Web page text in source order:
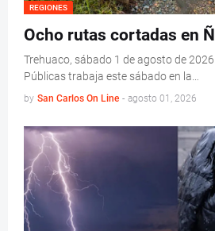
REGIONES
Ocho rutas cortadas en
Trehuaco, sábado 1 de agosto de
Públicas trabaja este sábado en la…
by San Carlos On Line - agosto 01, 2026